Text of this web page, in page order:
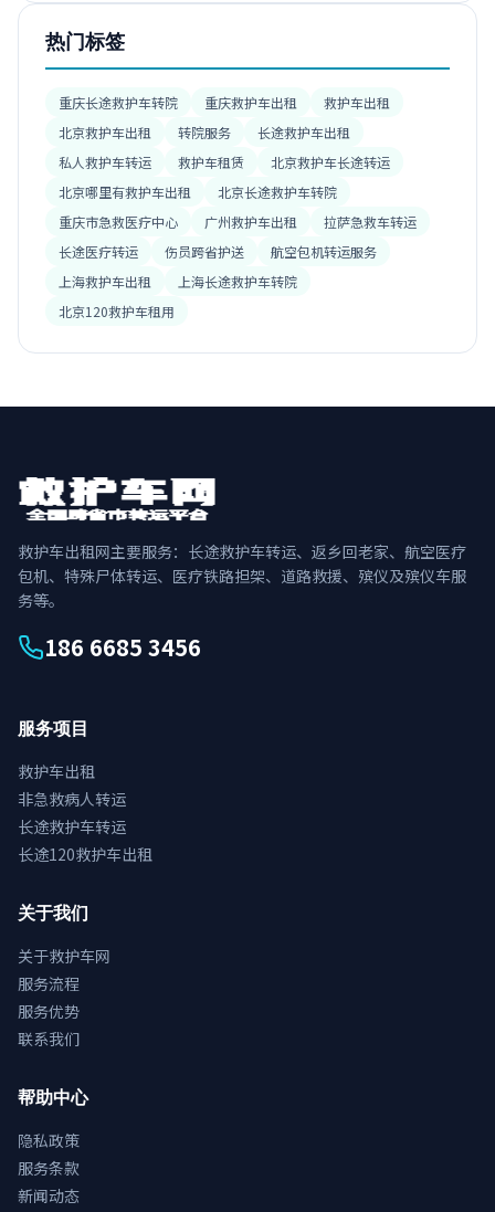
热门标签
重庆长途救护车转院 重庆救护车出租
救护车出租
北京救护车出租
转院服务
长途救护车出租
私人救护车转运
救护车租赁
北京救护车长途转运
北京哪里有救护车出租
北京长途救护车转院
重庆市急救医疗中心
广州救护车出租
拉萨急救车转运
长途医疗转运
伤员跨省护送
航空包机转运服务
上海救护车出租
上海长途救护车转院
北京120救护车租用
救护车出租网主要服务：长途救护车转运、返乡回老家、航空医疗
包机、特殊尸体转运、医疗铁路担架、道路救援、殡仪及殡仪车服
务等。
186 6685 3456
服务项目
救护车出租
非急救病人转运
长途救护车转运
长途120救护车出租
关于我们
关于救护车网
服务流程
服务优势
联系我们
帮助中心
隐私政策
服务条款
新闻动态